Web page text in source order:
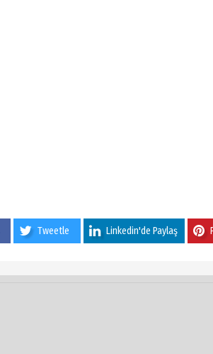
Tweetle Linkedin'de Paylaş